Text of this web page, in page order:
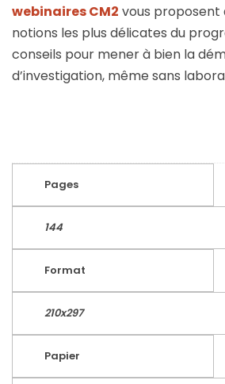
webinaires CM2 vous proposent
notions les plus délicates du
conseils pour mener à bien la
d’investigation, même sans
Pages
144
Format
210x297
Papier